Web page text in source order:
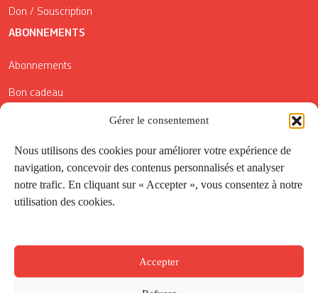
Gérer le consentement
Nous utilisons des cookies pour améliorer votre expérience de
navigation, concevoir des contenus personnalisés et analyser
notre trafic. En cliquant sur « Accepter », vous consentez à notre
utilisation des cookies.
Accepter
Don / Souscription
ABONNEMENTS
Abonnements
Bon cadeau
Conditions générales de vente
Réductions de la Carte Côté Courrier
Application